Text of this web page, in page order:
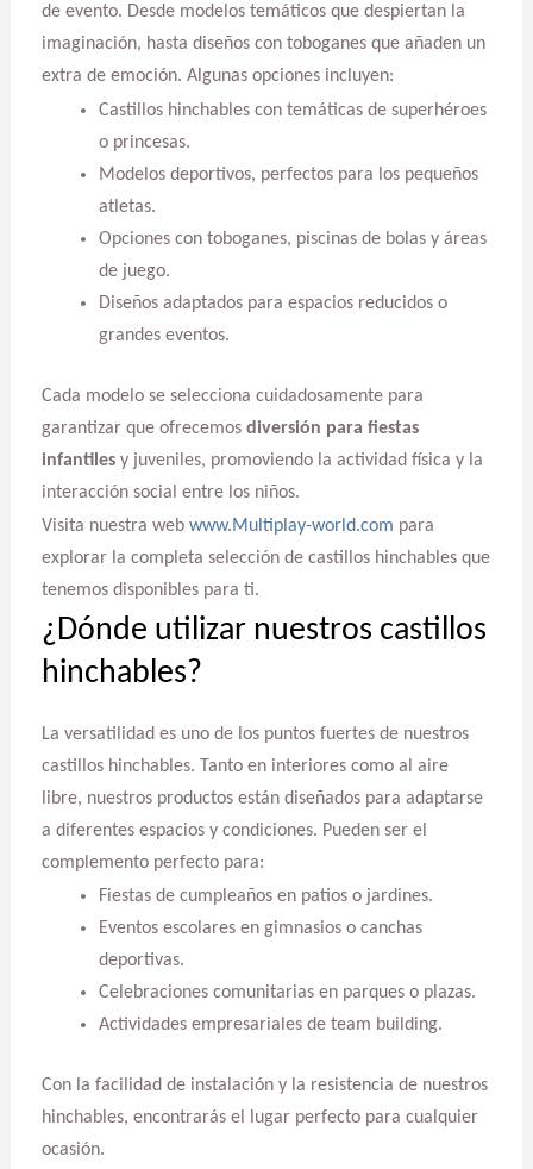
de evento. Desde modelos temáticos que despiertan la
imaginación, hasta diseños con toboganes que añaden un
extra de emoción. Algunas opciones incluyen:
Castillos hinchables con temáticas de superhéroes
o princesas.
Modelos deportivos, perfectos para los pequeños
atletas.
Opciones con toboganes, piscinas de bolas y áreas
de juego.
Diseños adaptados para espacios reducidos o
grandes eventos.
Cada modelo se selecciona cuidadosamente para
garantizar que ofrecemos diversión para fiestas
infantilesy juveniles, promoviendo la actividad física y la
interacción social entre los niños.
Visita nuestra web www.Multiplay-world.com para
explorar la completa selección de castillos hinchables que
tenemos disponibles para ti.
¿Dónde utilizar nuestros castillos
hinchables?
La versatilidad es uno de los puntos fuertes de nuestros
castillos hinchables. Tanto en interiores como al aire
libre, nuestros productos están diseñados para adaptarse
a diferentes espacios y condiciones. Pueden ser el
complemento perfecto para:
Fiestas de cumpleaños en patios o jardines.
Eventos escolares en gimnasios o canchas
deportivas.
Celebraciones comunitarias en parques o plazas.
Actividades empresariales de team building.
Con la facilidad de instalación y la resistencia de nuestros
hinchables, encontrarás el lugar perfecto para cualquier
ocasión.